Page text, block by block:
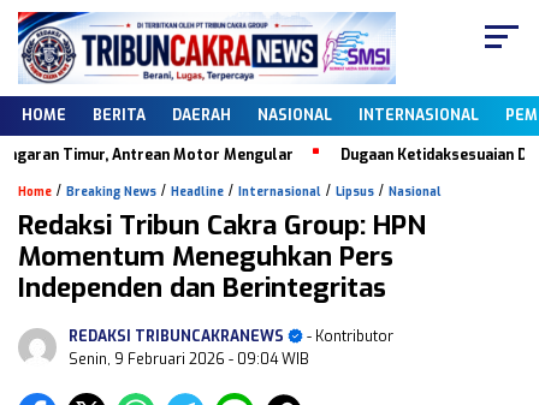
HOME BERITA DAERAH NASIONAL INTERNASIONAL
Timur, Antrean Motor Mengular Dugaan Ketidaksesuaian Data
Home / Breaking News / Headline / Internasional / Lipsus / Nasional
Redaksi Tribun Cakra Group: HPN
Momentum Meneguhkan Pers
Independen dan Berintegritas
REDAKSI TRIBUNCAKRANEWS
- Kontributor
Senin, 9 Februari 2026 - 09:04 WIB